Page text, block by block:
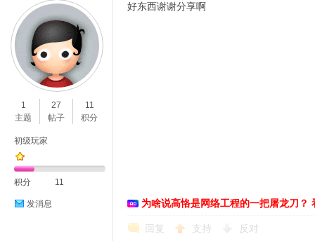
1
主题
27
帖子
11
积分
初级玩家
积分 11
发消息
好东西谢谢分享啊
为啥说高恪是网络工程的一把屠龙刀？
回复 支持 反对